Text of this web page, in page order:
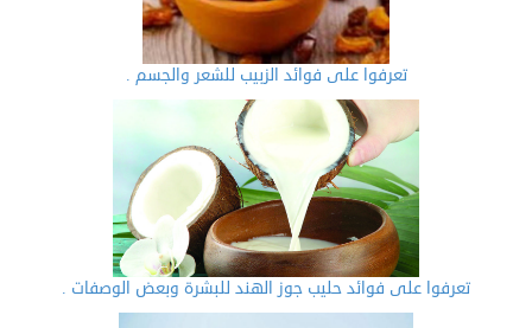
تعرفوا على فوائد الزبيب للشعر والجسم .
تعرفوا على فوائد حليب جوز الهند للبشرة وبعض الوصفات .